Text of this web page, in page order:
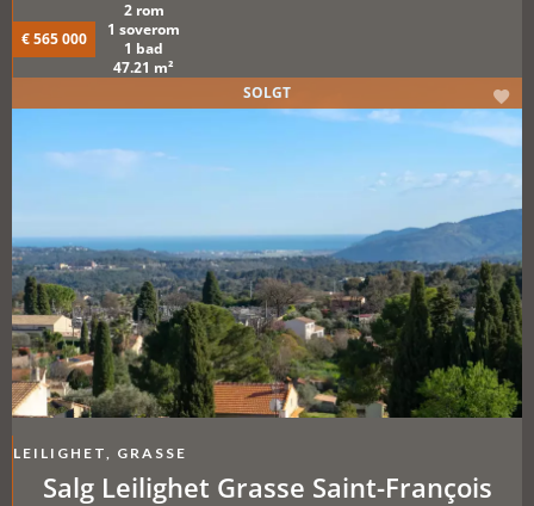
€ 565 000
2 rom
1 soverom
1 bad
47.21 m²
LEILIGHET, GRASSE
Salg Leilighet Grasse Saint-François
SOLGT